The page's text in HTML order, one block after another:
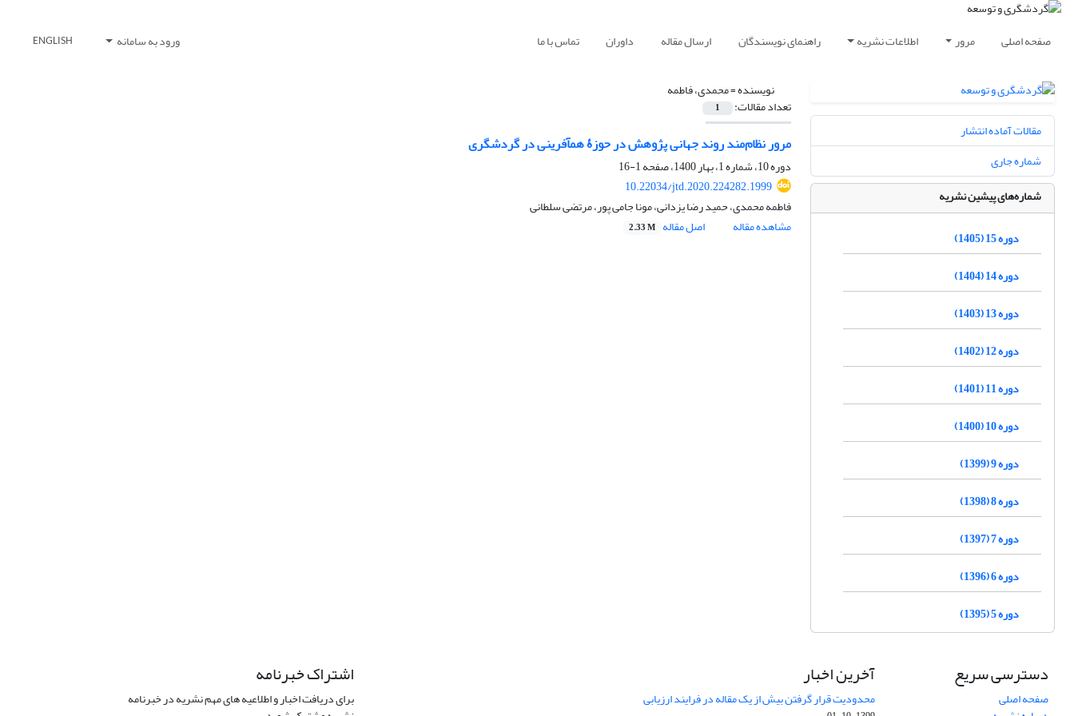
صفحه اصلی مرور اطلاعات نشریه راهنمای نویسندگان ارسال مقاله داوران تماس با ما ورود به سامانه ENGLISH
نویسنده =محمدی، فاطمه
تعداد مقالات: 1
مرور نظام‌مند روند جهانی پژوهش در حوزۀ هم‏آفرینی در گردشگری
دوره 10، شماره 1، بهار 1400، صفحه
1-16
10.22034/jtd.2020.224282.1999
فاطمه محمدی، حمید رضا یزدانی، مونا جامی پور، مرتضی سلطانی
مشاهده مقاله
اصل مقاله 2.33 M
مقالات آماده انتشار
شماره جاری
شماره‌های پیشین نشریه
دوره 15 (1405)
دوره 14 (1404)
دوره 13 (1403)
دوره 12 (1402)
دوره 11 (1401)
دوره 10 (1400)
دوره 9 (1399)
دوره 8 (1398)
دوره 7 (1397)
دوره 6 (1396)
دوره 5 (1395)
دسترسی سریع
صفحه اصلی
آخرین اخبار
محدودیت قرار گرفتن بیش از یک مقاله در فرایند ارزیابی
اشتراک خبرنامه
برای دریافت اخبار و اطلاعیه های مهم نشریه در خبرنامه